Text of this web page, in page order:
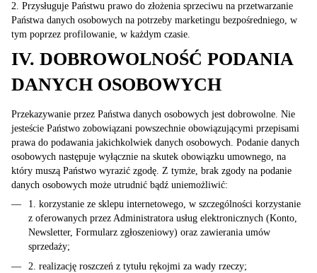
2. Przysługuje Państwu prawo do złożenia sprzeciwu na przetwarzanie
Państwa danych osobowych na potrzeby marketingu bezpośredniego, w
tym poprzez profilowanie, w każdym czasie.
IV. DOBROWOLNOŚĆ PODANIA
DANYCH OSOBOWYCH
Przekazywanie przez Państwa danych osobowych jest dobrowolne. Nie
jesteście Państwo zobowiązani powszechnie obowiązującymi przepisami
prawa do podawania jakichkolwiek danych osobowych. Podanie danych
osobowych następuje wyłącznie na skutek obowiązku umownego, na
który muszą Państwo wyrazić zgodę. Z tymże, brak zgody na podanie
danych osobowych może utrudnić bądź uniemożliwić:
1. korzystanie ze sklepu internetowego, w szczególności korzystanie
z oferowanych przez Administratora usług elektronicznych (Konto,
Newsletter, Formularz zgłoszeniowy) oraz zawierania umów
sprzedaży;
2. realizację roszczeń z tytułu rękojmi za wady rzeczy;